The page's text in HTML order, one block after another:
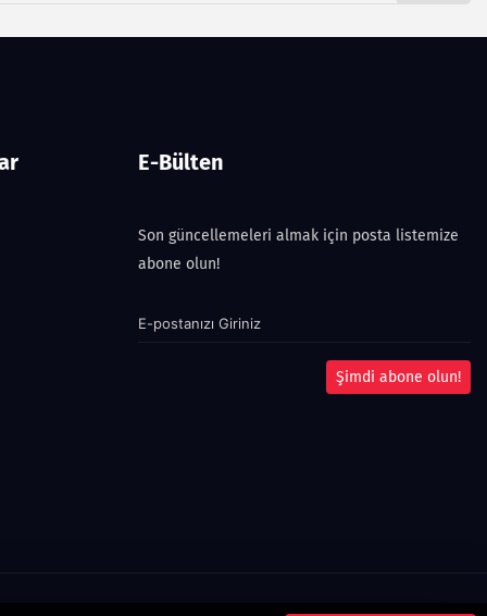
E-Bülten
Son güncellemeleri almak için posta listemize
abone olun!
Şimdi abone olun!